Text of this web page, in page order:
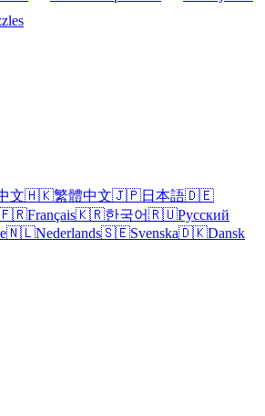
文🇭🇰繁體中文🇯🇵日本語🇩🇪
Français🇰🇷한국어🇷🇺Русский
🇳🇱Nederlands🇸🇪Svenska🇩🇰Dansk